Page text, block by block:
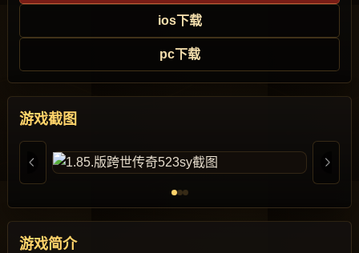
ios下载
pc下载
游戏截图
游戏简介